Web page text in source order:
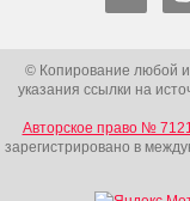
© Копирование любой
указания ссылки на
Авторское право №
зарегистрировано в